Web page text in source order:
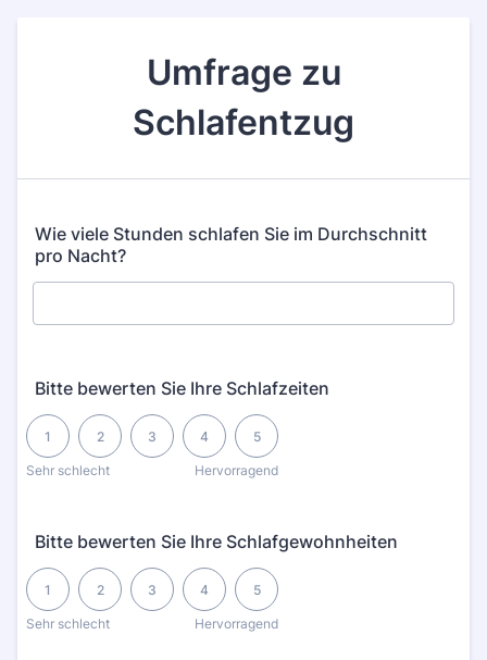
Umfrage zu
Schlafentzug
Wie viele Stunden schlafen Sie im Durchschnitt
pro Nacht?
Bitte bewerten Sie Ihre Schlafzeiten
Sehr schlecht
1 2 3 4
Hervorragend
5
1 is Sehr schlecht, 5 is Hervorragend
Bitte bewerten Sie Ihre Schlafgewohnheiten
Sehr schlecht
1 2 3 4
Hervorragend
5
1 is Sehr schlecht, 5 is Hervorragend